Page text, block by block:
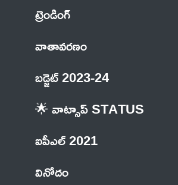
ట్రెండింగ్
వాతావరణం
బడ్జెట్ 2023-24
🌟 వాట్సాప్ STATUS
ఐపీఎల్ 2021
వినోదం